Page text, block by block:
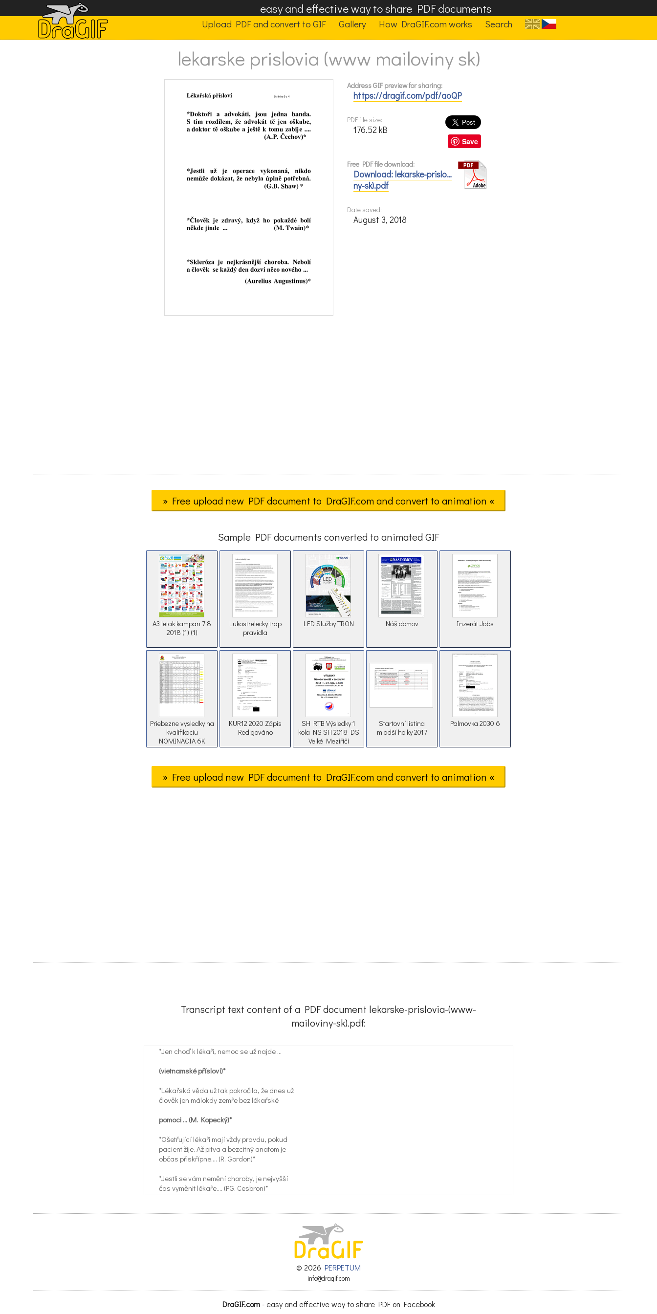
easy and effective way to share PDF documents
Upload PDF and convert to GIF Gallery How DraGIF.com works Search
lekarske prislovia (www mailoviny sk)
Address GIF preview for sharing:
https://dragif.com/pdf/aoQP
Save
PDF file size:
176.52 kB
Free PDF file download:
Download: lekarske-prislo…
ny-sk).pdf
Date saved:
August 3, 2018
» Free upload new PDF document to DraGIF.com and convert to animation «
Sample PDF documents converted to animated GIF
A3 letak kampan 7 8
2018 (1) (1)
Lukostrelecky trap
pravidla
LED Služby TRON Náš domov Inzerát Jobs
Priebezne vysledky na
kvalifikaciu
NOMINACIA 6K
KUR12 2020 Zápis
Redigováno
SH RTB Výsledky 1
kola NS SH 2018 DS
Velké Meziříčí
Startovní listina
mladší holky 2017
Palmovka 2030 6
» Free upload new PDF document to DraGIF.com and convert to animation «
Transcript text content of a PDF document lekarske-prislovia-(www-
mailoviny-sk).pdf:
*Jen choď k lékaři, nemoc se už najde ...
(vietnamské přísloví)*
*Lékařská věda už tak pokročila, že dnes už
člověk jen málokdy zemře bez lékařské
pomoci ... (M. Kopecký)*
*Ošetřující lékaři mají vždy pravdu, pokud
pacient žije. Až pitva a bezcitný anatom je
občas přiskřípne.... (R. Gordon)*
*Jestli se vám nemění choroby, je nejvyšší
čas vyměnit lékaře.... (P.G. Cesbron)*
by lidé zdravější.... (J. Anouilh)*
na svém místě .... (R. Koch)*
© 2026 PERPETUM
info@dragif.com
DraGIF.com- easy and effective way to share PDF on Facebook